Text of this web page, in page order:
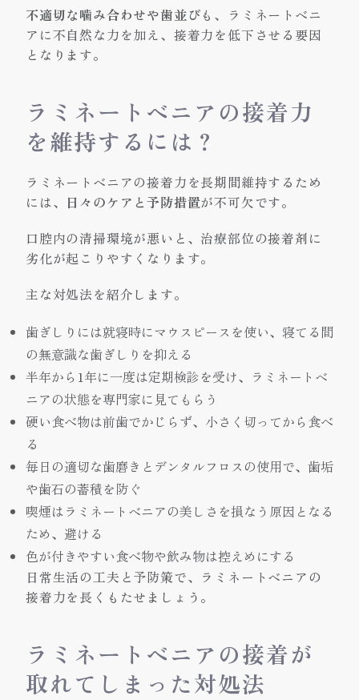
不適切な噛み合わせや歯並びも、ラミネートベニ
アに不自然な力を加え、接着力を低下させる要因
となります。
ラミネートベニアの接着力
を維持するには？
ラミネートベニアの接着力を長期間維持するため
には、 日々のケアと予防措置が不可欠です。
口腔内の清掃環境が悪いと、治療部位の接着剤に
劣化が起こりやすくなります。
主な対処法を紹介します。
歯ぎしりには就寝時にマウスピースを使い、寝てる間
の無意識な歯ぎしりを抑える
半年から1年に一度は定期検診を受け、ラミネートベ
ニアの状態を専門家に見てもらう
硬い食べ物は前歯でかじらず、小さく切ってから食べ
る
毎日の適切な歯磨きとデンタルフロスの使用で、歯垢
や歯石の蓄積を防ぐ
喫煙はラミネートベニアの美しさを損なう原因となる
ため、避ける
色が付きやすい食べ物や飲み物は控えめにする
日常生活の工夫と予防策で、ラミネートベニアの
接着力を長くもたせましょう。
ラミネートベニアの接着が
取れてしまった対処法